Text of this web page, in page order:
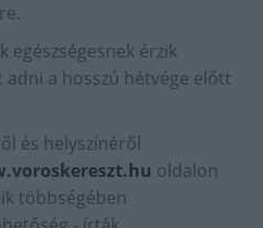
egészségesnek érzik
a hosszú hétvége előtt
és helyszínéről
oldalon
többségében